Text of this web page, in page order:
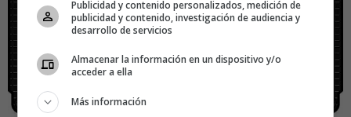
Publicidad y contenido personalizados, medición de
publicidad y contenido, investigación de audiencia y
desarrollo de servicios
Almacenar la información en un dispositivo y/o
acceder a ella
Más información